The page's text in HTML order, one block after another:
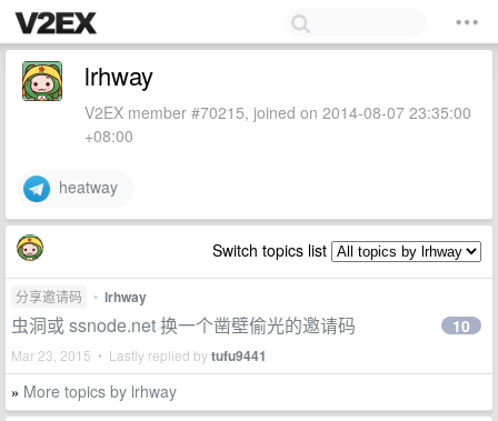
lrhway
V2EX member #70215, joined on 2014-08-07 23:35:00
+08:00
heatway
Switch topics list
分享邀请码 • lrhway
虫洞或 ssnode.net 换一个凿壁偷光的邀请码
Mar 23, 2015 • Lastly replied bytufu9441
10
» More topics by lrhway